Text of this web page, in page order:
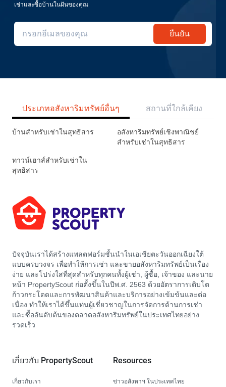
เช่าและซื้อบ้านในฝันของคุณ
ยืนยัน
ประเภทอสังหาริมทรัพย์อื่นๆ สถานที่ใกล้เคียง
บ้านสำหรับเช่าในสุทธิสาร
อสังหาริมทรัพย์เชิงพาณิชย์
สำหรับเช่าในสุทธิสาร
ทาวน์เฮาส์สำหรับเช่าใน
สุทธิสาร
ปัจจุบันเราได้สร้างแพลตฟอร์มชั้นนำในเอเชียตะวันออกเฉียงใต้
แบบครบวงจร เพื่อทำให้การเช่า และขายอสังหาริมทรัพย์เป็นเรื่อง
ง่าย และโปร่งใสที่สุดสำหรับทุกคนทั้งผู้เช่า, ผู้ซื้อ, เจ้าของ และนาย
หน้า PropertyScout ก่อตั้งขึ้นในปีพ.ศ. 2563 ด้วยอัตราการเติบโต
ก้าวกระโดดและการพัฒนาสินค้าและบริการอย่างเข้มข้นและต่อ
เนื่อง ทำให้เราได้ขึ้นแท่นผู้เชี่ยวชาญในการจัดการด้านการเช่า
และซื้ออันดับต้นของตลาดอสังหาริมทรัพย์ในประเทศไทยอย่าง
รวดเร็ว
เกี่ยวกับ PropertyScout
เกี่ยวกับเรา
Resources
ข่าวอสังหาฯ ในประเทศไทย